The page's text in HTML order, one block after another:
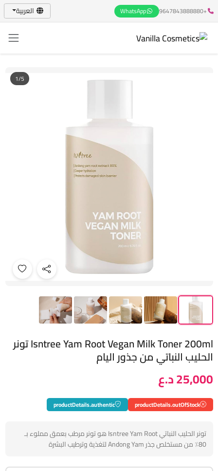
+9647843888880
WhatsApp العربية
1/5
Isntree Yam Root Vegan Milk Toner 200ml تونر
الحليب النباتي من جذور اليام
25,000 د.ع
productDetails.outOfStock
productDetails.authentic
تونر الحليب النباتي Isntree Yam Root هو تونر مرطب بعمق مملوء بـ
80٪ من مستخلص جذر Andong Yam لتغذية وترطيب البشرة